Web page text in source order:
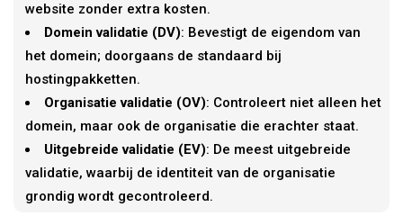
website zonder extra kosten.
Domein validatie (DV): Bevestigt de eigendom van
het domein; doorgaans de standaard bij
hostingpakketten.
Organisatie validatie (OV): Controleert niet alleen het
domein, maar ook de organisatie die erachter staat.
Uitgebreide validatie (EV): De meest uitgebreide
validatie, waarbij de identiteit van de organisatie
grondig wordt gecontroleerd.